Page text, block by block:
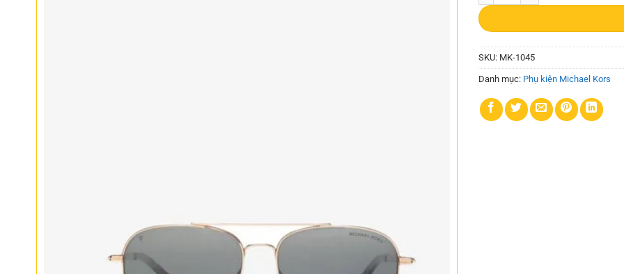
SKU: MK-1045
Danh mục: Phụ kiện Michael Kors